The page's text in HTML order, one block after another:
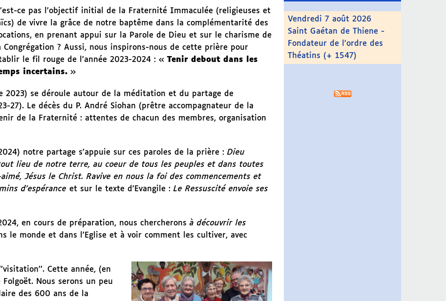
ce pas l’objectif initial de la Fraternité Immaculée (religieuses et
de vivre la grâce de notre baptême dans la complémentarité des
en prenant appui sur la Parole de Dieu et sur le charisme de
Congrégation ? Aussi, nous inspirons-nous de cette prière pour
le fil rouge de l’année 2023-2024 :
Tenir debout dans les
incertains.
2023) se déroule autour de la méditation et du partage de
27). Le décès du P. André Siohan (prêtre accompagnateur de la
de la Fraternité : attentes de chacun des membres, organisation
notre partage s’appuie sur ces paroles de la prière : Dieu
lieu de notre terre, au coeur de tous les peuples et dans toutes
Jésus le Christ. Ravive en nous la foi des commencements et
d’espérance et sur le texte d’Evangile : Le Ressuscité envoie ses
en cours de préparation, nous chercherons à découvrir les
le monde et dans l’Eglise et à voir comment les cultiver, avec
Cette année, (en
Nous serons un peu
des 600 ans de la
Vendredi 7 août 2026
Saint Gaétan de Thiene -
Fondateur de l’ordre des
Théatins (+ 1547)